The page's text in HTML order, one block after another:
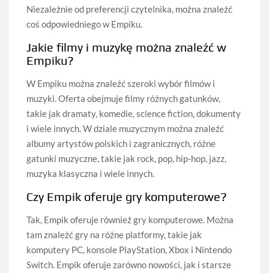
Niezależnie od preferencji czytelnika, można znaleźć
coś odpowiedniego w Empiku.
Jakie filmy i muzykę można znaleźć w
Empiku?
W Empiku można znaleźć szeroki wybór filmów i
muzyki. Oferta obejmuje filmy różnych gatunków,
takie jak dramaty, komedie, science fiction, dokumenty
i wiele innych. W dziale muzycznym można znaleźć
albumy artystów polskich i zagranicznych, różne
gatunki muzyczne, takie jak rock, pop, hip-hop, jazz,
muzyka klasyczna i wiele innych.
Czy Empik oferuje gry komputerowe?
Tak, Empik oferuje również gry komputerowe. Można
tam znaleźć gry na różne platformy, takie jak
komputery PC, konsole PlayStation, Xbox i Nintendo
Switch. Empik oferuje zarówno nowości, jak i starsze